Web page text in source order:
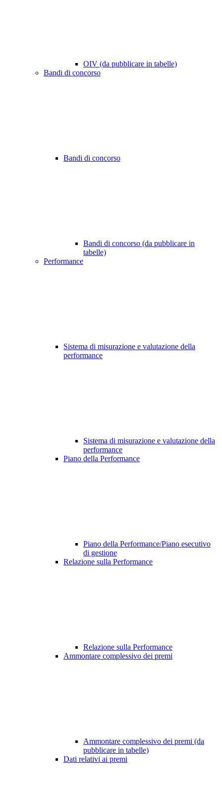
OIV (da pubblicare in tabelle)
Bandi di concorso
Bandi di concorso
Bandi di concorso (da pubblicare in
tabelle)
Performance
Sistema di misurazione e valutazione della
performance
Sistema di misurazione e valutazione della
performance
Piano della Performance
Piano della Performance/Piano esecutivo
di gestione
Relazione sulla Performance
Relazione sulla Performance
Ammontare complessivo dei premi
Ammontare complessivo dei premi (da
pubblicare in tabelle)
Dati relativi ai premi